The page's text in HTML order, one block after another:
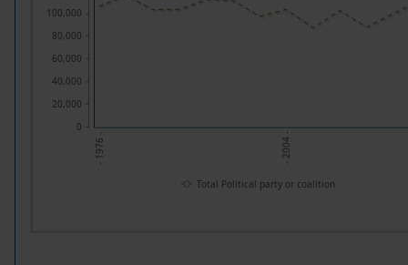
- 1976 - - 2004 -
0
20,000
40,000
60,000
80,000
100,000
Total Political party or coalition